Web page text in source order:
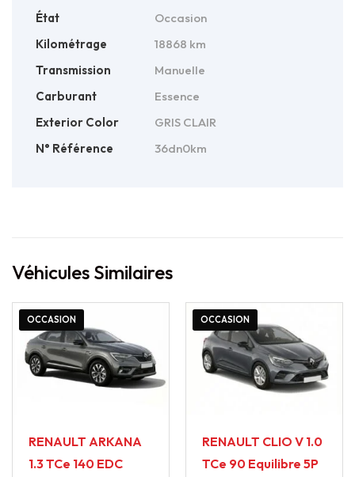
État
Occasion
Kilométrage
18868 km
Transmission
Manuelle
Carburant
Essence
Exterior Color
GRIS CLAIR
N° Référence
36dn0km
Véhicules Similaires
OCCASION
RENAULT ARKANA
1.3 TCe 140 EDC
OCCASION
RENAULT CLIO V 1.0
TCe 90 Equilibre 5P